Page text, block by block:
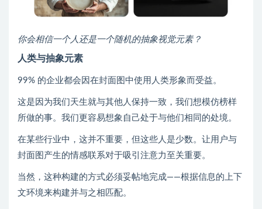
你会相信一个人还是一个随机的抽象视觉元素？
人类与抽象元素
99% 的企业都会因在封面图中使用人类形象而受益。
这是因为我们天生就与其他人保持一致，我们想模仿榜样
所做的事。我们更容易想象自己处于与他们相同的处境。
在某些行业中，这并不重要，但这些人是少数。让用户与
封面图产生的情感联系对于吸引注意力至关重要。
当然，这种构建的方式必须妥帖地完成——根据信息的上下
文环境来构建并与之相匹配。